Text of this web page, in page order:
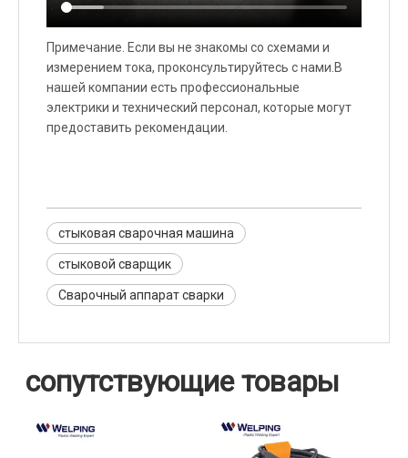
Примечание. Если вы не знакомы со схемами и
измерением тока, проконсультируйтесь с нами.В
нашей компании есть профессиональные
электрики и технический персонал, которые могут
предоставить рекомендации.
стыковая сварочная машина
стыковой сварщик
Сварочный аппарат сварки
сопутствующие товары